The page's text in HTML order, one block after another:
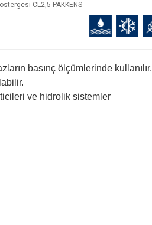
CL2,5 PAKKENS
basınç ölçümlerinde kullanılır.
ve hidrolik sistemler